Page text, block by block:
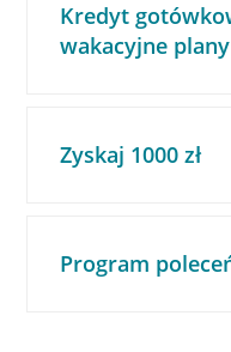
Kredyt
wakacyjne plany
Zyskaj 1000 zł
Program